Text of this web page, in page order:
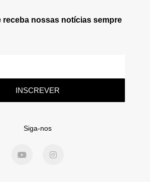
receba nossas notícias sempre
INSCREVER
Siga-nos